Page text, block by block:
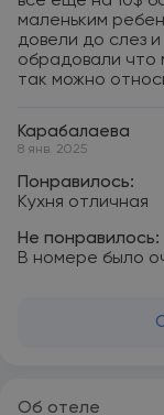
маленьким
довели до слез
обрадовали что
так можно
Карабалаева
8 янв. 2025
Понравилось:
Кухня отличная
Не понравилось:
В номере было
Об отеле